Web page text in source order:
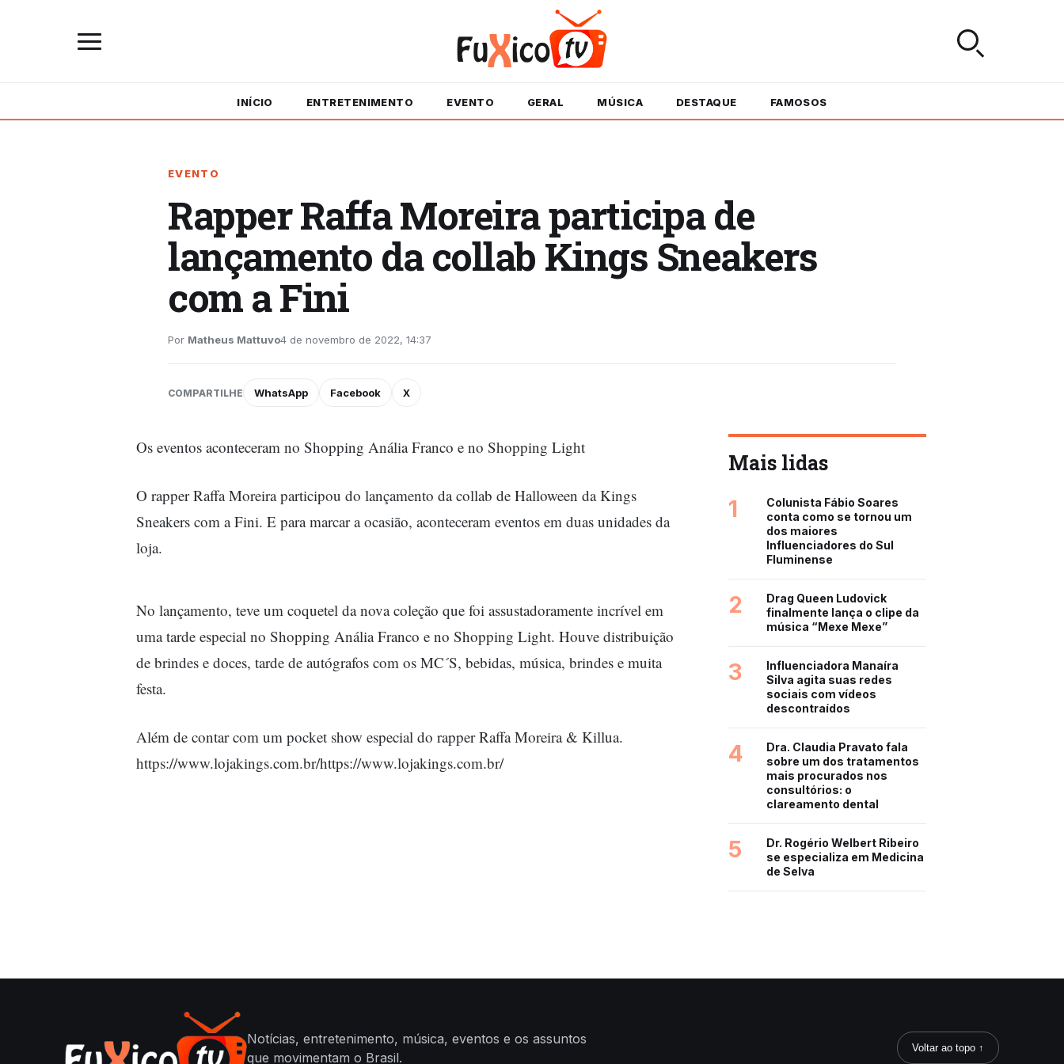
INÍCIO ENTRETENIMENTO EVENTO GERAL MÚSICA DESTAQUE FAMOSOS
EVENTO
Rapper Raffa Moreira participa de
lançamento da collab Kings Sneakers
com a Fini
Por Matheus Mattuvo4 de novembro de 2022, 14:37
COMPARTILHE WhatsApp Facebook X
Os eventos aconteceram no Shopping Anália Franco e no Shopping Light
O rapper Raffa Moreira participou do lançamento da collab de Halloween da Kings
Sneakers com a Fini. E para marcar a ocasião, aconteceram eventos em duas unidades da
loja.
No lançamento, teve um coquetel da nova coleção que foi assustadoramente incrível em
uma tarde especial no Shopping Anália Franco e no Shopping Light. Houve distribuição
de brindes e doces, tarde de autógrafos com os MC´S, bebidas, música, brindes e muita
festa.
Além de contar com um pocket show especial do rapper Raffa Moreira & Killua.
https://www.lojakings.com.br/https://www.lojakings.com.br/
Mais lidas
1
Colunista Fábio Soares
conta como se tornou um
dos maiores
Influenciadores do Sul
Fluminense
2
Drag Queen Ludovick
finalmente lança o clipe da
música “Mexe Mexe”
3
Influenciadora Manaíra
Silva agita suas redes
sociais com vídeos
descontraídos
4
Dra. Claudia Pravato fala
sobre um dos tratamentos
mais procurados nos
consultórios: o
clareamento dental
5
Dr. Rogério Welbert Ribeiro
se especializa em Medicina
de Selva
Notícias, entretenimento, música, eventos e os assuntos
que movimentam o Brasil.
Voltar ao topo ↑